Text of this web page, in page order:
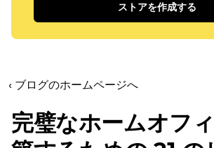
ストアを作成する
‹ ブログのホームページへ
完璧なホームオフ